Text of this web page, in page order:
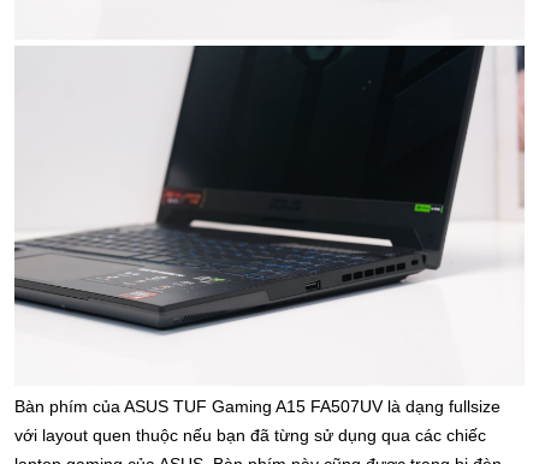
Bàn phím của ASUS TUF Gaming A15 FA507UV là dạng fullsize
với layout quen thuộc nếu bạn đã từng sử dụng qua các chiếc